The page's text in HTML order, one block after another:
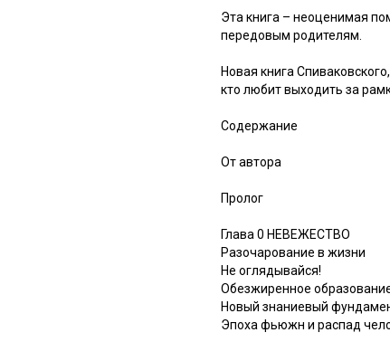
Эта книга – неоценимая
передовым родителям.
Новая книга
кто любит выходить за
Содержание
От автора
Пролог
Глава 0 НЕВЕЖЕСТВО
Разочарование в жизни
Не оглядывайся!
Обезжиренное
Новый знаниевый
Эпоха фьюжн и распад